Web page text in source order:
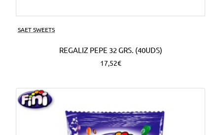
SAET SWEETS
REGALIZ PEPE 32 GRS. (40UDS)
17,52€